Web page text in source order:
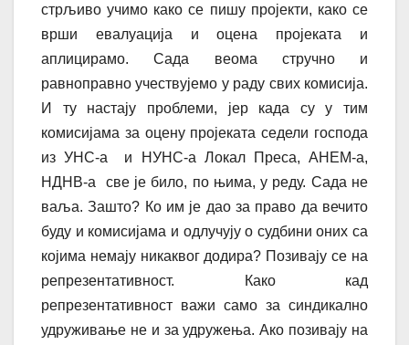
стрљиво учимо како се пишу пројекти, како се
врши евалуација и оцена пројеката и
аплицирамо. Сада веома стручно и
равноправно учествујемо у раду свих комисија.
И ту настају проблеми, јер када су у тим
комисијама за оцену пројеката седели господа
из УНС-а и НУНС-а Локал Преса, АНЕМ-а,
НДНВ-а све је било, по њима, у реду. Сада не
ваља. Зашто? Ко им је дао за право да вечито
буду и комисијама и одлучују о судбини оних са
којима немају никаквог додира? Позивају се на
репрезентативност. Како кад
репрезентативност важи само за синдикално
удруживање не и за удружења. Ако позивају на